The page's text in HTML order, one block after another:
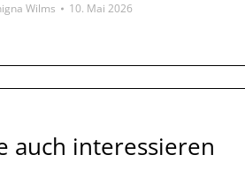
Wilms 10. Mai 2026
auch interessieren